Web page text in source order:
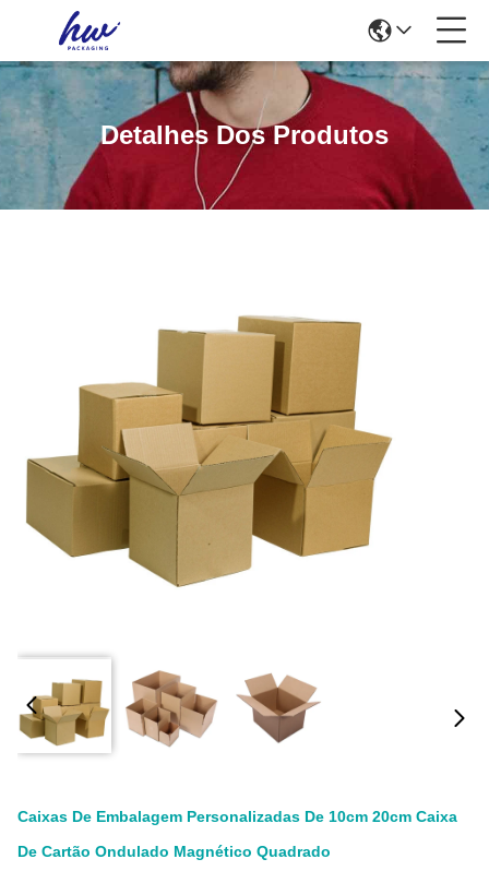
Detalhes Dos Produtos
Caixas De Embalagem Personalizadas De 10cm 20cm Caixa
De Cartão Ondulado Magnético Quadrado